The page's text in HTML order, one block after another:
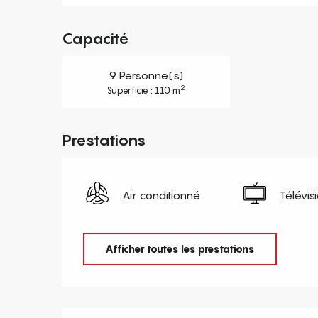
Capacité
9 Personne(s)
Superficie : 110 m2
Prestations
Air conditionné
Afficher toutes les prestations